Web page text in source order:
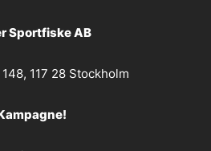
Sportfiske AB
117 28 Stockholm